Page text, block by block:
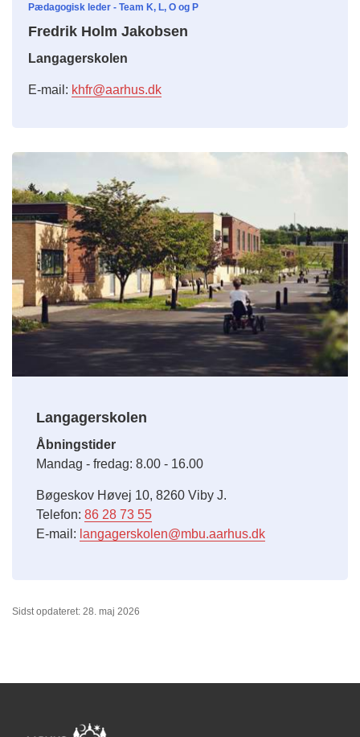
Pædagogisk leder - Team K, L, O og P
Fredrik Holm Jakobsen
Langagerskolen
E-mail: khfr@aarhus.dk
Langagerskolen
Åbningstider
Mandag - fredag: 8.00 - 16.00
Bøgeskov Høvej 10, 8260 Viby J.
Telefon: 86 28 73 55
E-mail: langagerskolen@mbu.aarhus.dk
Sidst opdateret: 28. maj 2026